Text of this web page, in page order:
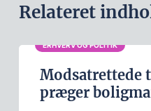
Relateret
ERHVERV OG POLITIK
Modsatrettede
præger